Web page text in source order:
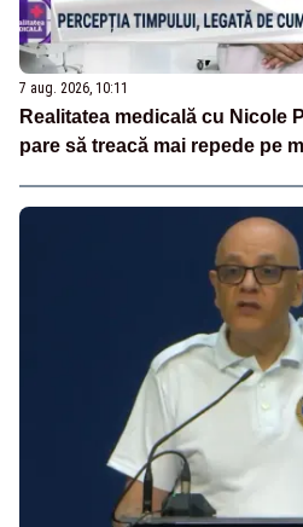
7 aug. 2026, 10:11
Realitatea medicală cu Nicole
pare să treacă mai repede pe